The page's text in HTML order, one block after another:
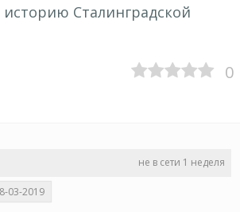
Сталинградской
0
не в сети 1 неделя
03-2019